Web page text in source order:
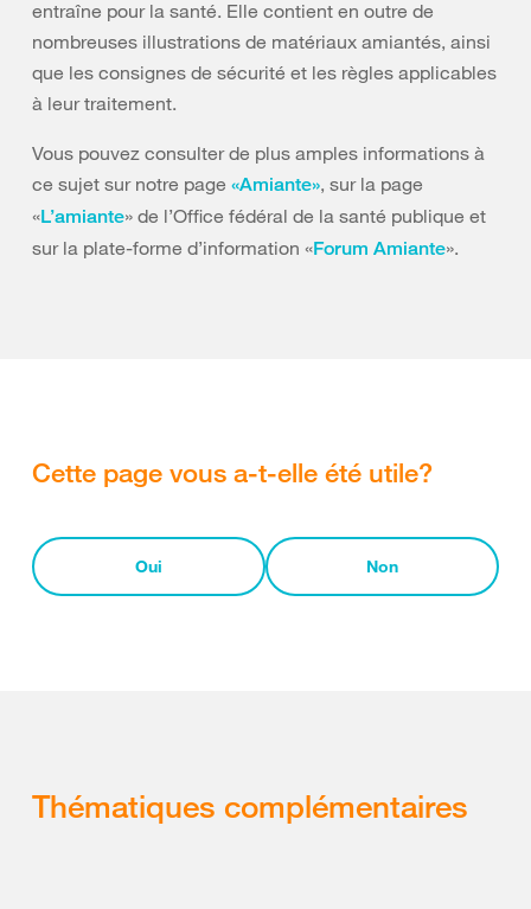
entraîne pour la santé. Elle contient en outre de
nombreuses illustrations de matériaux amiantés, ainsi
que les consignes de sécurité et les règles applicables
à leur traitement.
Vous pouvez consulter de plus amples informations à
ce sujet sur notre page «Amiante», sur la page
«L’amiante» de l’Office fédéral de la santé publique et
sur la plate-forme d’information «Forum Amiante».
Cette page vous a-t-elle été utile?
Oui Non
Thématiques complémentaires